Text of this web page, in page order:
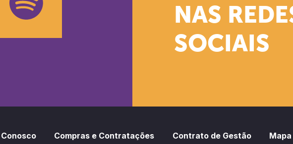
NAS
SOCIAIS
Compras e Contratações Contrato de Gestão